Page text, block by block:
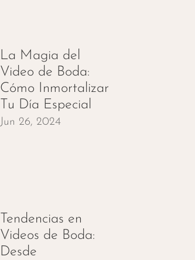
La Magia del
Video de Boda:
Cómo Inmortalizar
Tu Día Especial
Jun 26, 2024
Tendencias en
Videos de Boda:
Desde